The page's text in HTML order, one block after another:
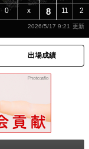
0 x 8 11 2
2026/5/17 9:21
出場成績